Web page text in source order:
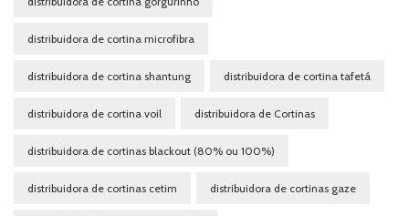
distribuidora de cortina microfibra
distribuidora de cortina shantung distribuidora de cortina tafetá
distribuidora de cortina voil distribuidora de Cortinas
distribuidora de cortinas blackout (80% ou 100%)
distribuidora de cortinas cetim distribuidora de cortinas gaze